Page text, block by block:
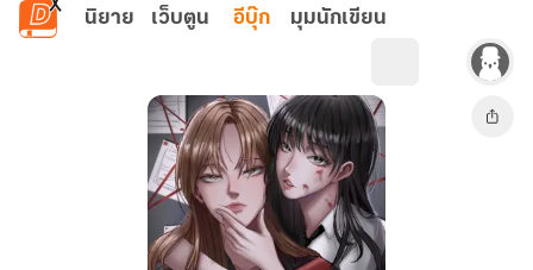
ข้ามไปยังเนื้อหาหลัก
นิยาย เว็บตูน อีบุ๊ก มุมนักเขียน